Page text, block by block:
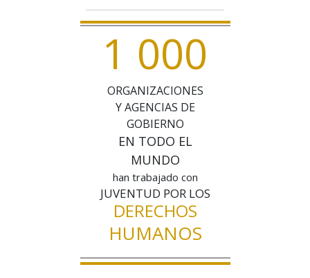
1 000
ORGANIZACIONES
Y AGENCIAS DE
GOBIERNO
EN TODO EL
MUNDO
han trabajado con
JUVENTUD POR LOS
DERECHOS
HUMANOS